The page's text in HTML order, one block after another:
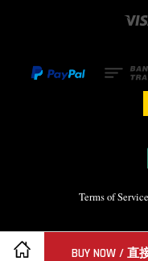
BUY NOW / 直
Terms of Service